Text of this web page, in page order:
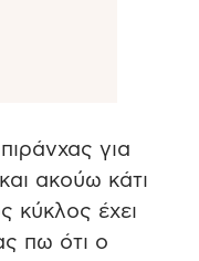
για
ακούω κάτι
έχει
πω ότι ο